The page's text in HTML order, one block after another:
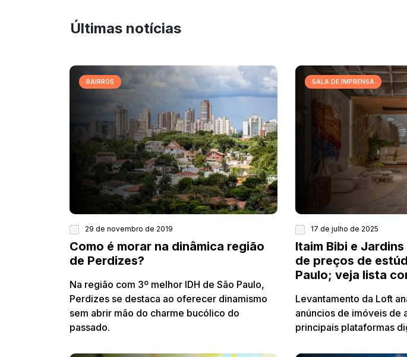
Últimas notícias
BAIRROS
29 de novembro de 2019
Como é morar na dinâmica região
de Perdizes?
Na região com 3º melhor IDH de São Paulo,
Perdizes se destaca ao oferecer dinamismo
sem abrir mão do charme bucólico do
passado.
SALA DE IMPRENSA
17 de julho de 2025
Itaim Bibi e
de preços de
Paulo; veja lista
Levantamento da Loft
anúncios de imóveis de
principais plataformas